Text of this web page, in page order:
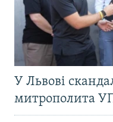
У Львові
митрополита